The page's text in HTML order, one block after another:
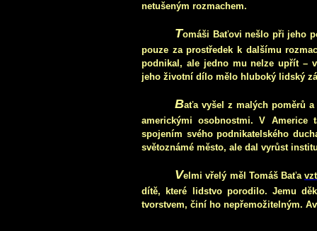
netušeným rozmachem.
Tomáši Baťovi nešlo při jeho
pouze za prostředek k dalšímu
podnikal, ale jedno mu nelze upřít –
jeho životní dílo mělo hluboký lidský
Baťa vyšel z malých poměrů
americkými osobnostmi. V Americe
spojením svého podnikatelského
světoznámé město, ale dal vyrůst
Velmi vřelý měl Tomáš Baťa
dítě, které lidstvo porodilo. Jemu
tvorstvem, činí ho nepřemožitelným.